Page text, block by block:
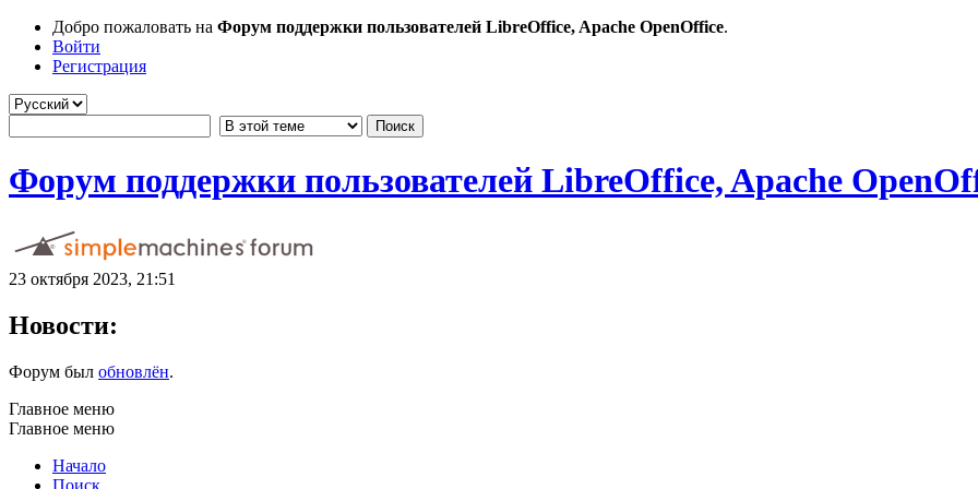
Добро пожаловать на Форум поддержки пользователей LibreOffice, Apache OpenOffice.
Войти
Регистрация
Форум поддержки пользователей LibreOffice, Apache
23 октября 2023, 21:51
Новости:
Форум был обновлён.
Главное меню
Главное меню
Начало
Поиск